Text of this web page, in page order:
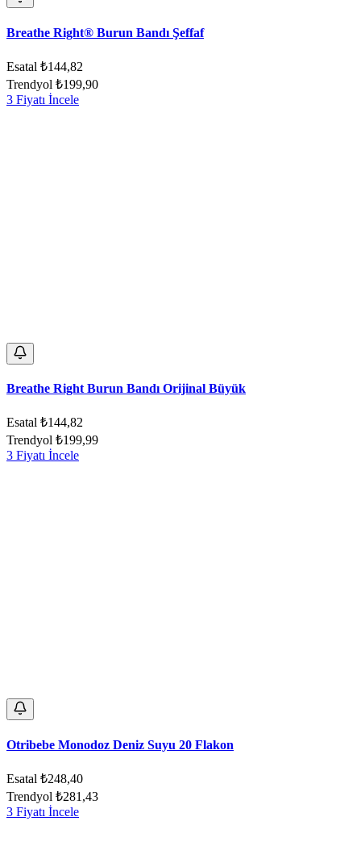
Breathe Right® Burun Bandı Şeffaf
Esatal ₺144,82
Trendyol ₺199,90
3 Fiyatı İncele
Breathe Right Burun Bandı Orijinal Büyük
Esatal ₺144,82
Trendyol ₺199,99
3 Fiyatı İncele
Otribebe Monodoz Deniz Suyu 20 Flakon
Esatal ₺248,40
Trendyol ₺281,43
3 Fiyatı İncele